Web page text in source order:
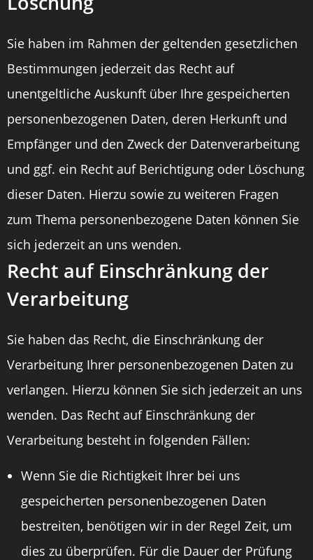
Sie haben im Rahmen der geltenden gesetzlichen
Bestimmungen jederzeit das Recht auf
unentgeltliche Auskunft über Ihre gespeicherten
personenbezogenen Daten, deren Herkunft und
Empfänger und den Zweck der Datenverarbeitung
und ggf. ein Recht auf Berichtigung oder Löschung
dieser Daten. Hierzu sowie zu weiteren Fragen
zum Thema personenbezogene Daten können Sie
sich jederzeit an uns wenden.
Recht auf Einschränkung der
Verarbeitung
Sie haben das Recht, die Einschränkung der
Verarbeitung Ihrer personenbezogenen Daten zu
verlangen. Hierzu können Sie sich jederzeit an uns
wenden. Das Recht auf Einschränkung der
Verarbeitung besteht in folgenden Fällen:
Wenn Sie die Richtigkeit Ihrer bei uns
gespeicherten personenbezogenen Daten
bestreiten, benötigen wir in der Regel Zeit, um
dies zu überprüfen. Für die Dauer der Prüfung